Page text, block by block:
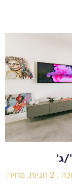
4 חד, כ- 98 מר, יחידת הורים , ממ"ד, מ"ש סוכה , 2 חניות, מחיר: